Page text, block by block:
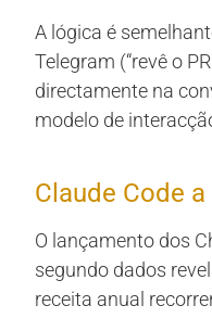
A lógica é
Telegram (“revê o
directamente na
modelo de
Claude Code
O lançamento dos
segundo dados
receita anual